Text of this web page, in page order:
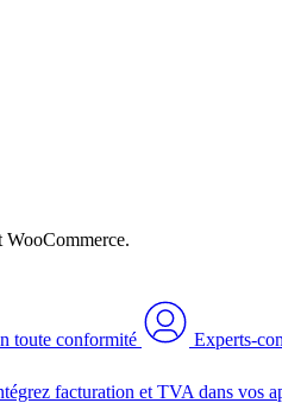
WooCommerce.
toute conformité Experts-
facturation et TVA dans vos